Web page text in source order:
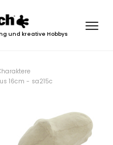
und kreative Hobbys
16cm - sa215c